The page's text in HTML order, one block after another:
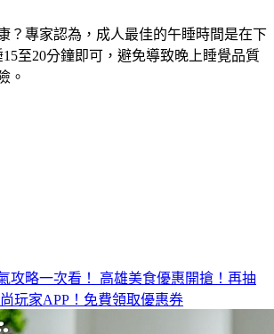
？專家認為，成人最佳的午睡時間是在下
至20分鐘即可，避免導致晚上睡覺品質
。
攻略一次看！ 高雄美食優惠開搶！再抽
玩家APP！免費領取優惠券